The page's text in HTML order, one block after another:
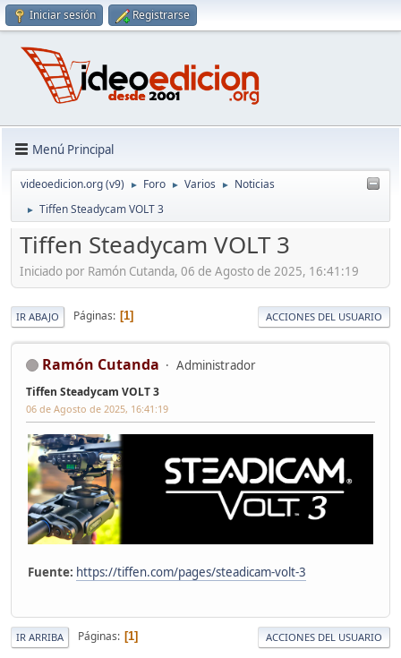
Iniciar sesión Registrarse
Menú Principal
videoedicion.org (v9) ► Foro ► Varios ► Noticias
► Tiffen Steadycam VOLT 3
Tiffen Steadycam VOLT 3
Iniciado por Ramón Cutanda, 06 de Agosto de 2025, 16:41:19
IR ABAJO Páginas 1 ACCIONES DEL USUARIO
Ramón Cutanda Administrador
Tiffen Steadycam VOLT 3
06 de Agosto de 2025, 16:41:19
Fuente: https://tiffen.com/pages/steadicam-volt-3
IR ARRIBA Páginas 1 ACCIONES DEL USUARIO